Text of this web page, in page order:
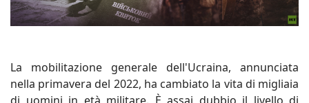
La mobilitazione generale dell'Ucraina, annunciata
nella primavera del 2022, ha cambiato la vita di migliaia